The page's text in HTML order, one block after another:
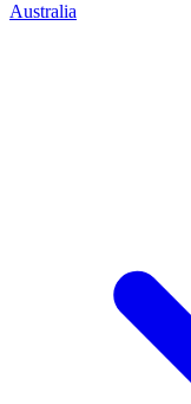
Australia